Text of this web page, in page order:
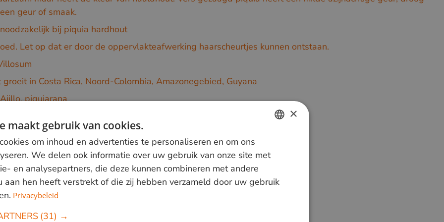
geur of smaak.
bij piquia hardhout
Let op dat er door de oppervlakteafwerking haarscheurtjes kunnen ontstaan.
groeit in Costa Rica, Noord-Colombia, Amazonegebied, Guyana
piquiarana
, Mijnsheerlyckheid,Loopbrug Venco Campus
DUTCH
GERMAN
ENGLISH
×
maakt gebruik van cookies.
om inhoud en advertenties te personaliseren en om ons
We delen ook informatie over uw gebruik van onze site met
en analysepartners, die deze kunnen combineren met andere
aan hen heeft verstrekt of die zij hebben verzameld door uw gebruik
Privacybeleid
(31) →